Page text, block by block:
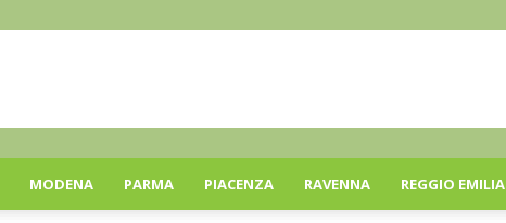
MODENA PARMA PIACENZA RAVENNA REGGIO EMILIA